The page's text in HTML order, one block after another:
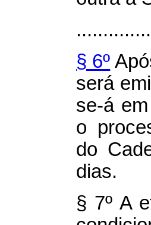
§ 6º
será
se-á
o
do
dias.
§ 7º A